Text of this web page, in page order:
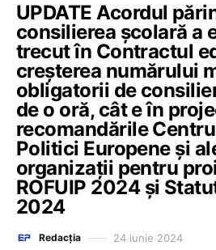
UPDATE Acordul
consilierea școlară a
trecut în Contractul
creșterea numărului
obligatorii de
de o oră, cât e în
recomandările
Politici Europene și
organizații pentru
ROFUIP 2024 și
2024
Redacția 24 iunie 2024